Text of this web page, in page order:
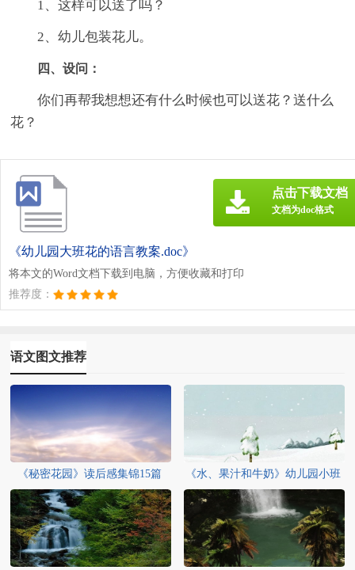
1、这样可以送了吗？
2、幼儿包装花儿。
四、设问：
你们再帮我想想还有什么时候也可以送花？送什么
花？
《幼儿园大班花的语言教案.doc》
将本文的Word文档下载到电脑，方便收藏和打印
推荐度：
点击下载文档
文档为doc格式
语文图文推荐
《秘密花园》读后感集锦15篇
《水、果汁和牛奶》幼儿园小班
英语教案